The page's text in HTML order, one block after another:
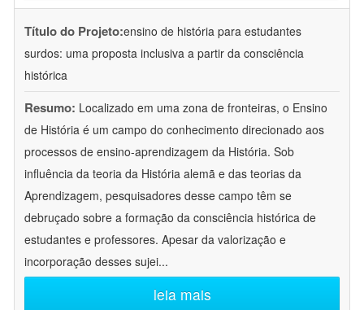
Título do Projeto:ensino de história para estudantes
surdos: uma proposta inclusiva a partir da consciência
histórica
Resumo: Localizado em uma zona de fronteiras, o Ensino
de História é um campo do conhecimento direcionado aos
processos de ensino-aprendizagem da História. Sob
influência da teoria da História alemã e das teorias da
Aprendizagem, pesquisadores desse campo têm se
debruçado sobre a formação da consciência histórica de
estudantes e professores. Apesar da valorização e
incorporação desses sujei...
leia mais